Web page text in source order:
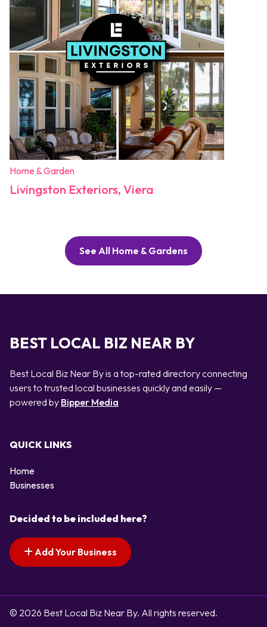
Home & Garden
Livingston Exteriors, Viera
See All Home & Gardens
BEST LOCAL BIZ NEAR BY
Best Local Biz Near By is a top-rated directory connecting
users to trusted local businesses quickly and easily —
powered by Bipper Media
QUICK LINKS
Home
Businesses
Decided to be included here?
Add Your Business
© 2026 Best Local Biz Near By. All rights reserved.